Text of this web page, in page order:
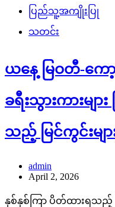
ပြည်သူ့အကျိုးပြု
သတင်း
ယနေ့ မြဝတီ-က
ခရီးသွားကားမျ
သည့် မြင်ကွင်းမျာ
admin
April 2, 2026
နှစ်နှစ်ကြာ ပိတ်ထားရသ